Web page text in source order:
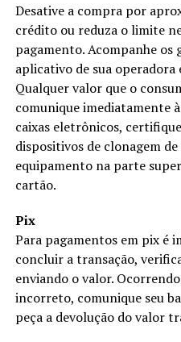
Desative a compra por
crédito ou reduza o limite
pagamento. Acompanhe os
aplicativo de sua
Qualquer valor que o
comunique imediatamente
caixas eletrônicos,
dispositivos de clonagem
equipamento na parte
cartão.
Pix
Para pagamentos em pix é
concluir a transação,
enviando o valor.
incorreto, comunique seu
peça a devolução do valor